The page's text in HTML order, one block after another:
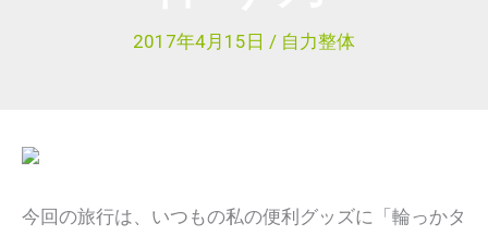
2017年4月15日 / 自力整体
今回の旅行は、いつもの私の便利グッズに「輪っかタ